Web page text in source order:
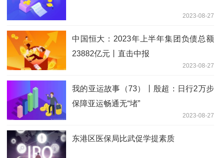
2023-08-27
中国恒大：2023年上半年集团负债总额
23882亿元丨直击中报
2023-08-27
我的亚运故事（73）丨殷超：日行2万步
保障亚运畅通无“堵”
2023-08-27
东港区医保局比武促学提素质